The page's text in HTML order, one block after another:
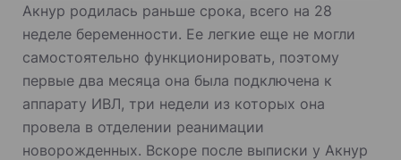
Акнур родилась раньше срока, всего на 28
неделе беременности. Ее легкие еще не могли
самостоятельно функционировать, поэтому
первые два месяца она была подключена к
аппарату ИВЛ, три недели из которых она
провела в отделении реанимации
новорожденных. Вскоре после выписки у Акнур